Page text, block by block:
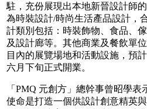
駐，充份展現出本地新晉設計師
為時裝設計/時尚生活產品設計，
計類別包括：時裝飾物、食品、
及設計廊等。其他商業及餐飲單
目內的展覽場地和活動設施，預
六月下旬正式開業。
「PMQ 元創方」總幹事曾昭學
使命是打造一個供設計創意精英